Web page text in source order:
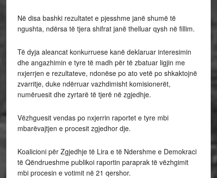
Në disa bashki rezultatet e pjesshme janë shumë të
ngushta, ndërsa të tjera shifrat janë thelluar qysh në fillim.
Të dyja aleancat konkurruese kanë deklaruar interesimin
dhe angazhimin e tyre të madh për të zbatuar ligjin me
nxjerrjen e rezultateve, ndonëse po ato vetë po shkaktojnë
zvarritje, duke ndërruar vazhdimisht komisionerët,
numëruesit dhe zyrtarë të tjerë në zgjedhje.
Vëzhguesit vendas po nxjerrin raportet e tyre mbi
mbarëvajtjen e procesit zgjedhor dje.
Koalicioni për Zgjedhje të Lira e të Ndershme e Demokraci
të Qëndrueshme publikoi raportin paraprak të vëzhgimit
mbi procesin e votimit në 21 qershor.